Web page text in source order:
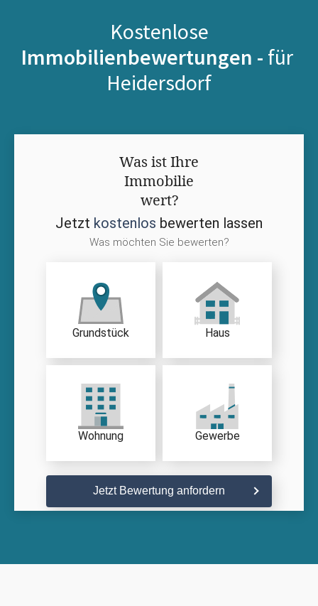
Kostenlose
Immobilienbewertungen - für
Heidersdorf
Was ist Ihre
Immobilie
wert?
Jetzt kostenlos bewerten lassen
Was möchten Sie bewerten?
Grundstück Haus
Wohnung Gewerbe
Jetzt Bewertung anfordern